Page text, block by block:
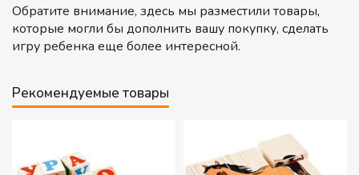
Обратите внимание, здесь мы разместили товары,
которые могли бы дополнить вашу покупку, сделать
игру ребенка еще более интересной.
Рекомендуемые товары